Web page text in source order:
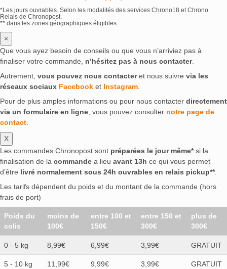
*Les jours ouvrables. Selon les modalités des services Chrono18 et Chrono
Relais de Chronopost.
** dans les zones géographiques éligibles
×
Que vous ayez besoin de conseils ou que vous n’arriviez pas à
finaliser votre commande, n’hésitez pas à nous contacter.
Autrement, vous pouvez nous contacteret nous suivre via les
réseaux sociaux Facebook et Instagram.
Pour de plus amples informations ou pour nous contacter directement
via un formulaire en ligne, vous pouvez consulter notre page de
contact.
X
Les commandes Chronopost sont préparées le jour même*si la
finalisation de la commande a lieu avant 13h ce qui vous permet
d’être livré normalement sous 24h ouvrables en relais pickup**.
Les tarifs dépendent du poids et du montant de la commande (hors
frais de port)
Poids du
colis
moins de
100€
entre 100 et
150€
entre 150 et
300€
plus de
300€
0 - 5 kg 8,99€ 6,99€ 3,99€ GRATUIT
5 - 10 kg 11,99€ 9,99€ 3,99€ GRATUIT